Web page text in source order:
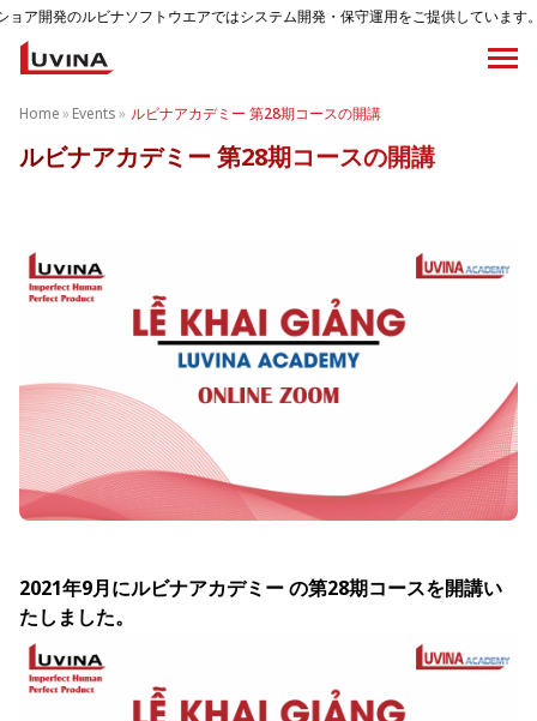
ナソフトウエアではシステム開発・保守運用をご提供しています。
Home»Events» ルビナアカデミー 第28期コースの開講
ルビナアカデミー 第28期コースの開講
2021年9月にルビナアカデミー の第28期コースを開講い
たしました。